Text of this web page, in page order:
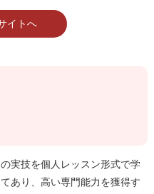
イトへ
実技を個人レッスン形式で学
あり、高い専門能力を獲得す